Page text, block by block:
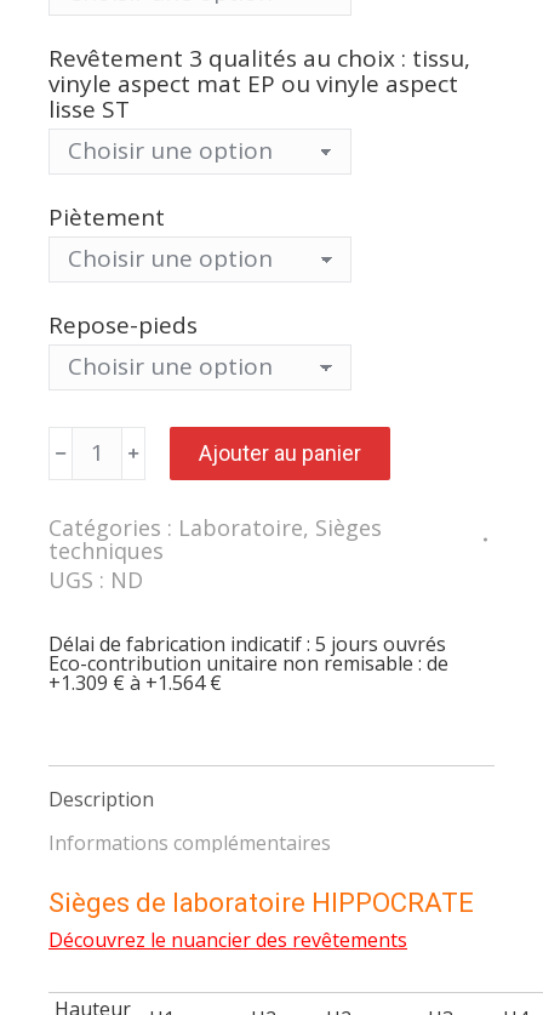
Revêtement 3 qualités au choix : tissu,
vinyle aspect mat EP ou vinyle aspect
lisse ST
Piètement
Repose-pieds
quantité
de
Siège
confort
HIPPOCRATE
avec
sous-
assise
Ajouter au panier
Catégories : Laboratoire, Sièges
techniques
UGS : ND
Délai de fabrication indicatif : 5 jours ouvrés
Eco-contribution unitaire non remisable : de
+1.309 € à +1.564 €
Description
Informations complémentaires
Sièges de laboratoire HIPPOCRATE
Découvrez le nuancier des revêtements
Hauteur